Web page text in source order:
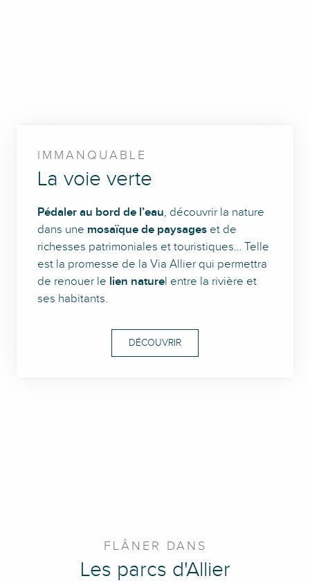
IMMANQUABLE
La voie verte
Pédaler au bord de l’eau, découvrir la nature
dans une mosaïque de paysages et de
richesses patrimoniales et touristiques… Telle
est la promesse de la Via Allier qui permettra
de renouer le lien naturel entre la rivière et
ses habitants.
DÉCOUVRIR
FLÂNER DANS
Les parcs d'Allier